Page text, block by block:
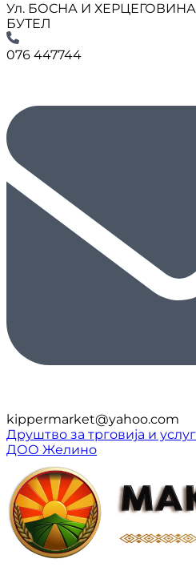
Ул. БОСНА И
БУТЕЛ
076 447744
kippermarket@yahoo.com
Друштво за трговија и
ДОО Желино